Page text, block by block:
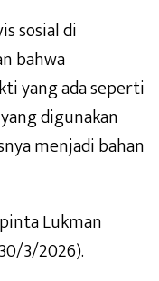
sosial di
bahwa
yang ada seperti
digunakan
menjadi bahan
Lukman
3/2026).